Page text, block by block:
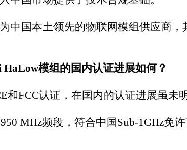
频段，符合中国Sub-1GHz免许可频段使用规范
露其是否已获得中国SRRC（无线电型号核准）
国际标准，为国内认证铺平了技术路径。
视作中国推进智慧城市与工业物联网的关键连接
模组 的市场应用有哪些？
广泛，主要得益于其‌远距离传输（超过1公里）‌
联网场景。